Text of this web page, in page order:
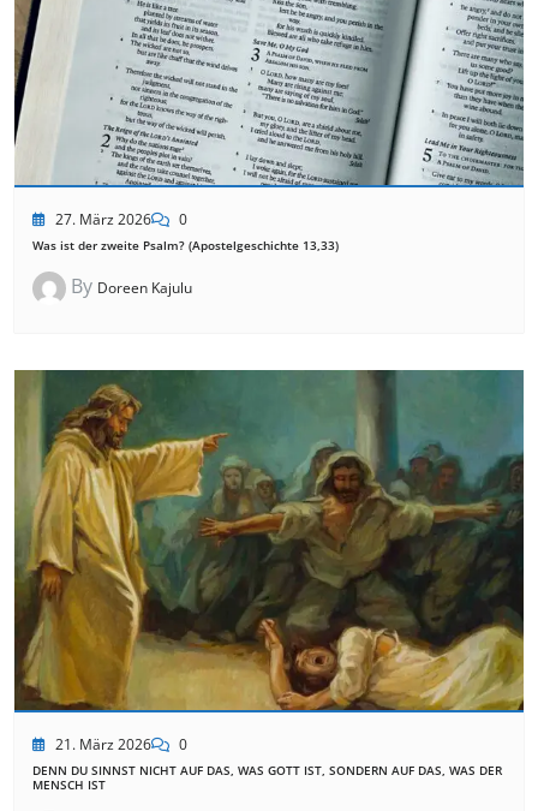
27. März 2026 0
Was ist der zweite Psalm? (Apostelgeschichte 13,33)
By Doreen Kajulu
21. März 2026 0
DENN DU SINNST NICHT AUF DAS, WAS GOTT IST, SONDERN AUF DAS, WAS DER
MENSCH IST